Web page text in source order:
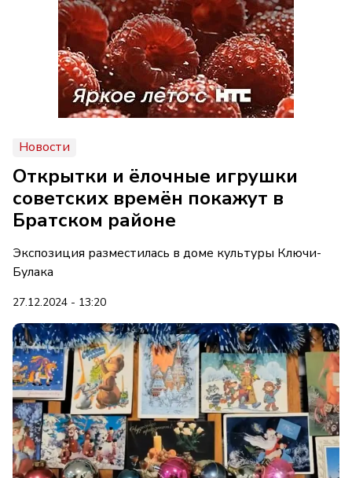
Новости
Открытки и ёлочные игрушки
советских времён покажут в
Братском районе
Экспозиция разместилась в доме культуры Ключи-
Булака
27.12.2024 - 13:20